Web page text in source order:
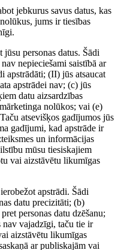
jebkurus savus datus, kas
jums ir tiesības
personas datus. Šādi
nepieciešami saistībā ar
apstrādāti; (II) jūs atsaucat
apstrādei nav; (c) jūs
datu aizsardzības
nolūkos; vai (e)
atsevišķos gadījumos jūs
gadījumi, kad apstrāde ir
un informācijas
mūsu tiesiskajiem
vai aizstāvētu likumīgas
apstrādi. Šādi
datu precizitāti; (b)
personas datu dzēšanu;
nav vajadzīgi, taču tie ir
aizstāvētu likumīgas
ar publiskajām vai